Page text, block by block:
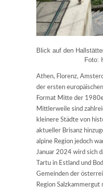
Blick auf den
Foto:
Athen, Florenz,
der ersten
Format Mitte der
Mittlerweile sind
kleinere Städte von
aktueller Brisanz
alpine Region jedoch
Januar 2024 wird sich
Tartu in Estland und
Gemeinden der
Region